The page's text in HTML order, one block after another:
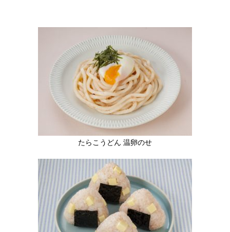
たらこうどん 温卵のせ